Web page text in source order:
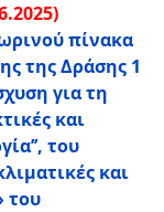
πίνακα
της Δράσης 1
για τη
και
του
και
του